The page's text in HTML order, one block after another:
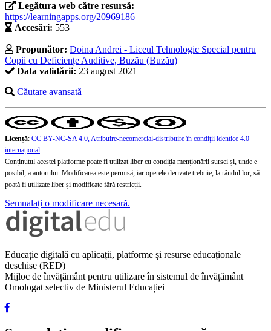
Legătura web către resursă:
https://learningapps.org/20969186
Accesări: 553
Propunător: Doina Andrei - Liceul Tehnologic Special pentru
Copii cu Deficiențe Auditive, Buzău (Buzău)
Data validării: 23 august 2021
Căutare avansată
Licență: CC BY-NC-SA 4.0, Atribuire-necomercial-distribuire în condiţii identice 4.0
internațional
Conținutul acestei platforme poate fi utilizat liber cu condiția menționării sursei și, unde e
posibil, a autorului. Modificarea este permisă, iar operele derivate trebuie, la rândul lor, să
poată fi utilizate liber și modificate fără restricții.
Semnalați o modificare necesară.
Educație digitală cu aplicații, platforme și resurse educaționale
deschise (RED)
Mijloc de învățământ pentru utilizare în sistemul de învățământ
Omologat selectiv de Ministerul Educației